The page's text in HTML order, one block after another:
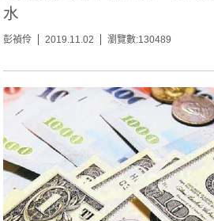
水
彭禎伶 2019.11.02 瀏覽數:130489